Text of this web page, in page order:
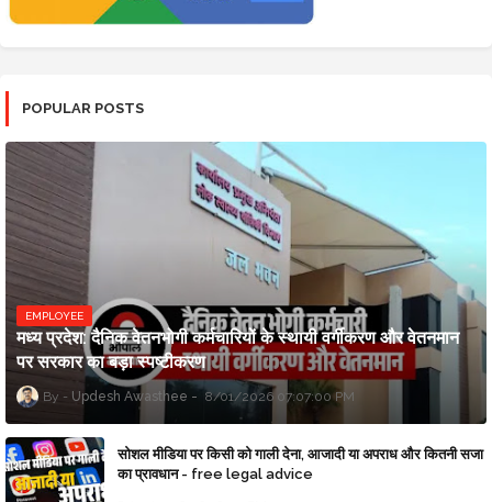
POPULAR POSTS
EMPLOYEE
मध्य प्रदेश: दैनिक वेतनभोगी कर्मचारियों के स्थायी वर्गीकरण और वेतनमान
पर सरकार का बड़ा स्पष्टीकरण
Updesh Awasthee 8/01/2026 07:07:00 PM
सोशल मीडिया पर किसी को गाली देना, आजादी या अपराध और कितनी सजा
का प्रावधान - free legal advice